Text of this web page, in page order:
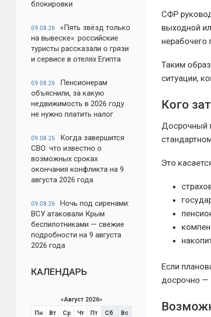
блокировки
09.08.26
«Пять звёзд только
на вывеске»: российские
туристы рассказали о грязи
и сервисе в отелях Египта
09.08.26
Пенсионерам
объяснили, за какую
недвижимость в 2026 году
не нужно платить налог
09.08.26
Когда завершится
СВО: что известно о
возможных сроках
окончания конфликта на 9
августа 2026 года
09.08.26
Ночь под сиренами:
ВСУ атаковали Крым
беспилотниками — свежие
подробности на 9 августа
2026 года
КАЛЕНДАРЬ
«Август 2026»
Пн
Вт Ср Чт Пт Сб Вс
СФР
выходной
нерабочего
Таким
ситуации,
Кого
Досрочный
Это
Если
досрочно —